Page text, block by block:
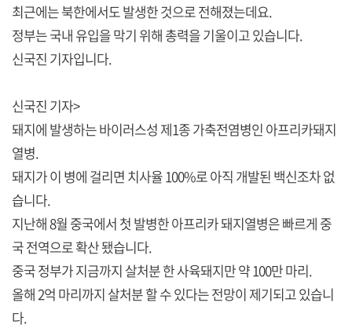
최근에는 북한에서도 발생한 것으로 전해졌는데요.
정부는 국내 유입을 막기 위해 총력을 기울이고 있습니다.
신국진 기자입니다.
신국진 기자>
돼지에 발생하는 바이러스성 제1종 가축전염병인 아프리카돼지
열병.
돼지가 이 병에 걸리면 치사율 100%로 아직 개발된 백신조차 없
습니다.
지난해 8월 중국에서 첫 발병한 아프리카 돼지열병은 빠르게 중
국 전역으로 확산 됐습니다.
중국 정부가 지금까지 살처분 한 사육돼지만 약 100만 마리.
올해 2억 마리까지 살처분 할 수 있다는 전망이 제기되고 있습니
다.